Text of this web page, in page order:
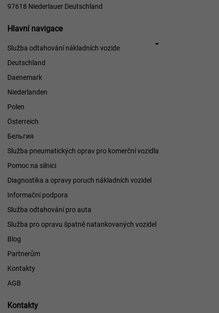
97618 Niederlauer Deutschland
Hlavní
Hlavní navigace
Služba odtahování nákladních vozide
Deutschland
Daenemark
Niederlanden
Polen
Österreich
Бельгия
Služba pneumatických oprav pro komerční vozidla
Pomoc na silnici
Diagnostika a opravy poruch nákladních vozidel
Informační podpora
Služba odtahování pro auta
Služba pro opravu špatně natankovaných vozidel
Blog
Partnerům
Kontakty
AGB
Kontakty